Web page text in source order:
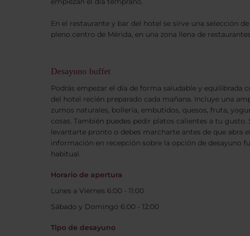
En el restaurante y bar del hotel se sirve una selección
pleno centro de Mérida, en una zona llena de
Desayuno buffet
Podrás empezar el día de forma saludable y equilibrada
del hotel recién preparado cada mañana. Incluye una
zumos naturales, bollería, embutidos, quesos, fruta,
cosas. También puedes pedir platos calientes a tu gusto.
levantarte pronto o debes marcharte antes de que abra
información en recepción sobre la opción de desayuno
habitual.
Horario de apertura
Lunes a Viernes 6:00 - 11:00
Sábado y Domingo 6:00 - 12:00
Tipo de desayuno